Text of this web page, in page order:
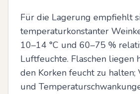
Für die Lagerung empfiehlt
temperaturkonstanter
10–14 °C und 60–75 %
Luftfeuchte. Flaschen liegen
den Korken feucht zu halten;
und